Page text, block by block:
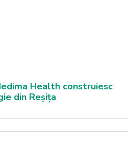
Health construiesc
din Reșița